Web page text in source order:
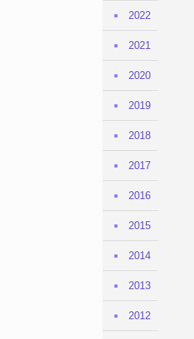
2022
2021
2020
2019
2018
2017
2016
2015
2014
2013
2012